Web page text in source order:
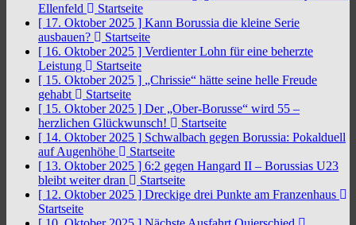
Ellenfeld
Startseite
[ 17. Oktober 2025 ] Kann Borussia die kleine Serie
ausbauen?
Startseite
[ 16. Oktober 2025 ] Verdienter Lohn für eine beherzte
Leistung
Startseite
[ 15. Oktober 2025 ] „Chrissie“ hätte seine helle Freude
gehabt
Startseite
[ 15. Oktober 2025 ] Der „Ober-Borusse“ wird 55 –
herzlichen Glückwunsch!
Startseite
[ 14. Oktober 2025 ] Schwalbach gegen Borussia: Pokalduell
auf Augenhöhe
Startseite
[ 13. Oktober 2025 ] 6:2 gegen Hangard II – Borussias U23
bleibt weiter dran
Startseite
[ 12. Oktober 2025 ] Dreckige drei Punkte am Franzenhaus
Startseite